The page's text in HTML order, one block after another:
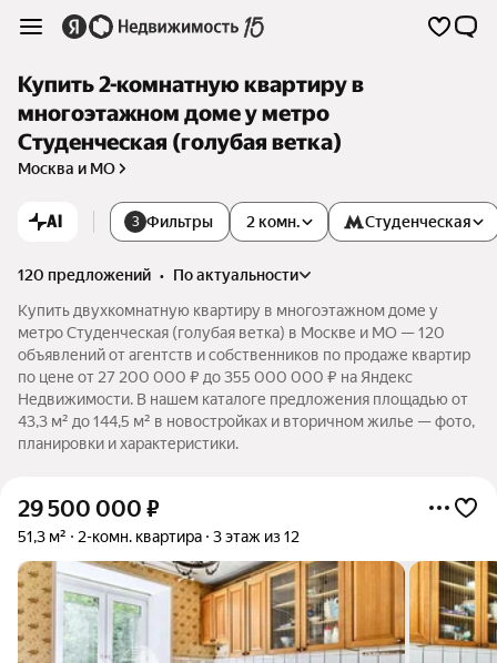
Купить 2-комнатную квартиру в
многоэтажном доме у метро
Студенческая (голубая ветка)
Москва и МО
AI 3 Фильтры 2 комн. Студенческая
120 предложений •
по актуальности
Купить двухкомнатную квартиру в многоэтажном доме у
метро Студенческая (голубая ветка) в Москве и МО — 120
объявлений от агентств и собственников по продаже квартир
по цене от 27 200 000 ₽ до 355 000 000 ₽ на Яндекс
Недвижимости. В нашем каталоге предложения площадью от
43,3 м² до 144,5 м² в новостройках и вторичном жилье — фото,
планировки и характеристики.
29 500 000 ₽
51,3 м² 2-комн. квартира 3 этаж из 12